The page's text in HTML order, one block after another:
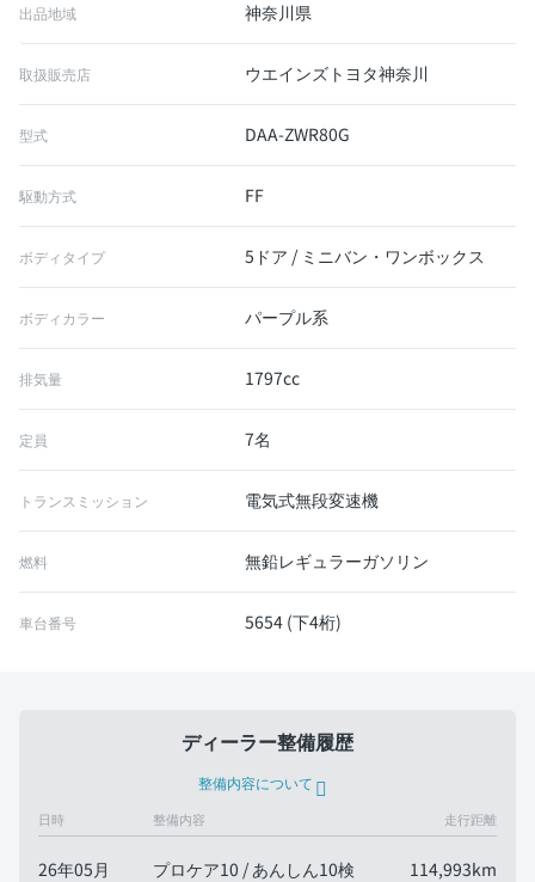
出品地域 神奈川県
取扱販売店 ウエインズトヨタ神奈川
型式 DAA-ZWR80G
駆動方式 FF
ボディタイプ 5ドア / ミニバン・ワンボックス
ボディカラー パープル系
排気量 1797cc
定員 7名
トランスミッション 電気式無段変速機
燃料 無鉛レギュラーガソリン
車台番号 5654 (下4桁)
ディーラー整備履歴
整備内容について
日時 整備内容 走行距離
26年05月 プロケア10 / あんしん10検 114,993km